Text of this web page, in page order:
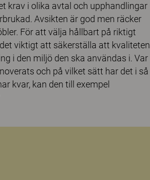
krav i olika avtal och upphandlingar
Avsikten är god men räcker
För att välja hållbart på riktigt
viktigt att säkerställa att kvaliteten
i den miljö den ska användas i. Var
och på vilket sätt har det i så
kvar, kan den till exempel